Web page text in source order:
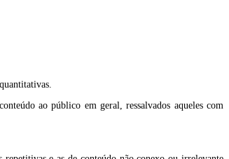
ao público em geral, ressalvados aqueles com